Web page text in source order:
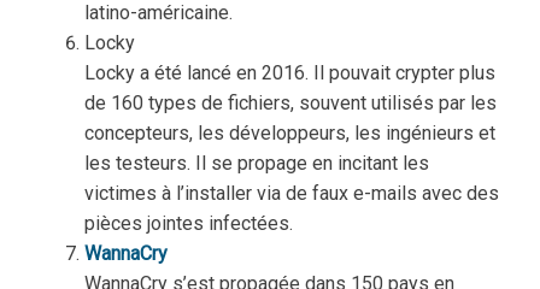
latino-américaine.
Locky
Locky a été lancé en 2016. Il pouvait crypter plus
de 160 types de fichiers, souvent utilisés par les
concepteurs, les développeurs, les ingénieurs et
les testeurs. Il se propage en incitant les
victimes à l’installer via de faux e-mails avec des
pièces jointes infectées.
WannaCry
WannaCry s’est propagée dans 150 pays en